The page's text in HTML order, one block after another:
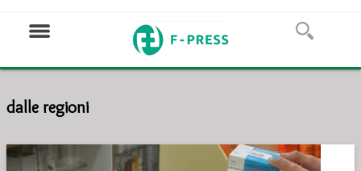
dalle regioni